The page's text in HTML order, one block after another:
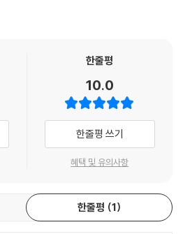
운 판단, 사람을 대하는 태도, 위기 속에
삼국지는 복잡한 역사나 전쟁의 승패 대
로 삼국지를 새롭게 풀어낸 시리즈입니
은 가치가 이야기 속에 자연스럽게 담겨 있
선택인가’를 스스로 생각해 보도록 이끕니
해 ‘진정한 영웅이란 무엇인가’를 질문하
해 흐름을 따라가기 쉽고, 복잡한 사건도
정리되어 처음 읽는 독자도 부담 없이 읽
한줄평
10.0
한줄평 쓰기
혜택 및 유의사항
한줄평 1